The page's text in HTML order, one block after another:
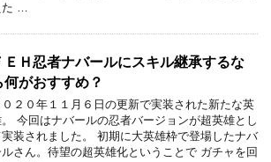
た …
ＥＨ忍者ナバールにスキル継承するな
何がおすすめ？
０２０年１１月６日の更新で実装された新たな英
今回はナバールの忍者バージョンが超英雄とし
装されました。 初期に大英雄枠で登場したナバ
ルさん。待望の超英雄化ということで ガチャを回